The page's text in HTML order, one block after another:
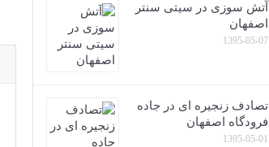
آتش سوزی در سیتی سنتر
اصفهان
1395-05-07
تصادف زنجیره ای در جاده
فرودگاه اصفهان
1395-05-01